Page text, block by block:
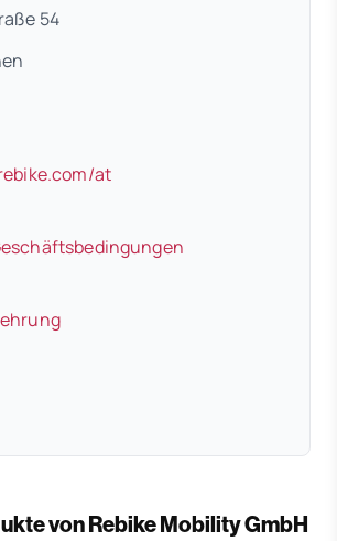
54
at(öffnet in neuem Tab)
(öffnet in neuem
(öffnet in neuem Tab)
von Rebike Mobility GmbH